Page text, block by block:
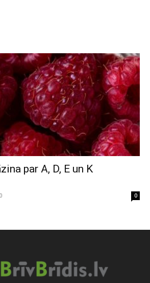
par A, D, E un K
0